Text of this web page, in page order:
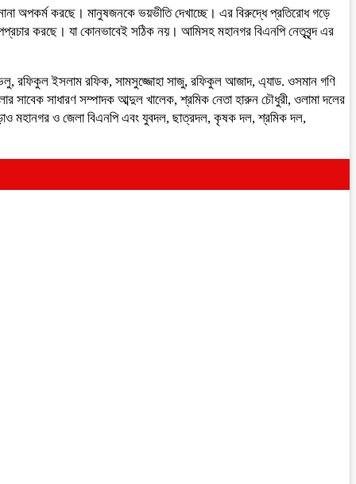
অপকর্ম করছে। মানুষজনকে ভয়ভীতি দেখাচ্ছে। এর বিরুদ্ধে প্রতিরোধ গড়ে
করছে। যা কোনভাবেই সঠিক নয়। আমিসহ মহানগর বিএনপি নেতৃবৃন্দ এর
রফিকুল ইসলাম রফিক, সামসুজ্জোহা সাজু, রফিকুল আজাদ, এ্যাড. ওসমান গণি
সাবেক সাধারণ সম্পাদক আব্দুল খালেক, শ্রমিক নেতা হারুন চৌধুরী, ওলামা দলের
মহানগর ও জেলা বিএনপি এবং যুবদল, ছাত্রদল, কৃষক দল, শ্রমিক দল,